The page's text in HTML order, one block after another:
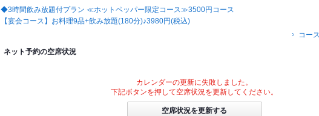
◆3時間飲み放題付プラン ≪ホットペッパー限定コース≫3500円コース
【宴会コース】お料理9品+飲み放題(180分)♪3980円(税込)
コー
ネット予約の空席状況
カレンダーの更新に失敗しました。
下記ボタンを押して空席状況を更新してください。
空席状況を更新する